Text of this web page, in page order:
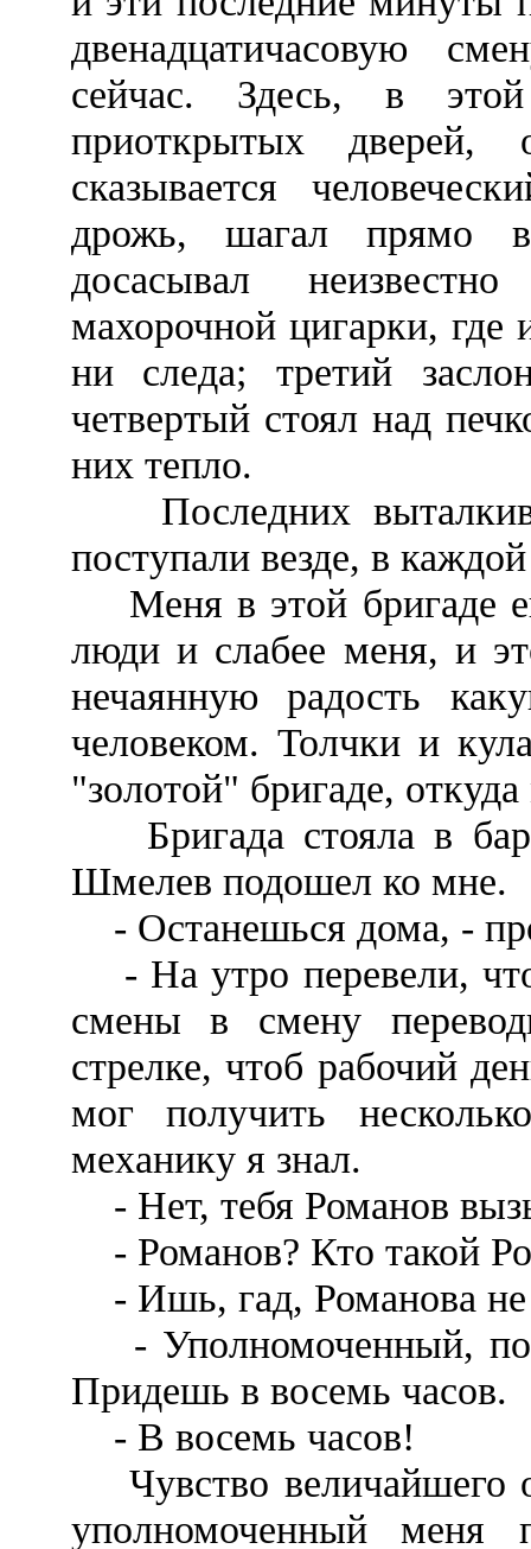
двенадцатичасовую
сейчас. Здесь, в
приоткрытых дверей,
сказывается
дрожь, шагал прямо в
досасывал
махорочной цигарки,
ни следа; третий
четвертый стоял над
них тепло.
Последних
поступали везде, в
Меня в этой бригаде
люди и слабее меня, и
нечаянную радость
человеком. Толчки и
"золотой" бригаде,
Бригада стояла в
Шмелев подошел ко мне.
- Останешься дома, -
- На утро перевели,
смены в смену
стрелке, чтоб рабочий
мог получить
механику я знал.
- Нет, тебя Романов
- Романов? Кто такой
- Ишь, гад, Романова не
- Уполномоченный,
Придешь в восемь часов.
- В восемь часов!
Чувство величайшего
уполномоченный меня